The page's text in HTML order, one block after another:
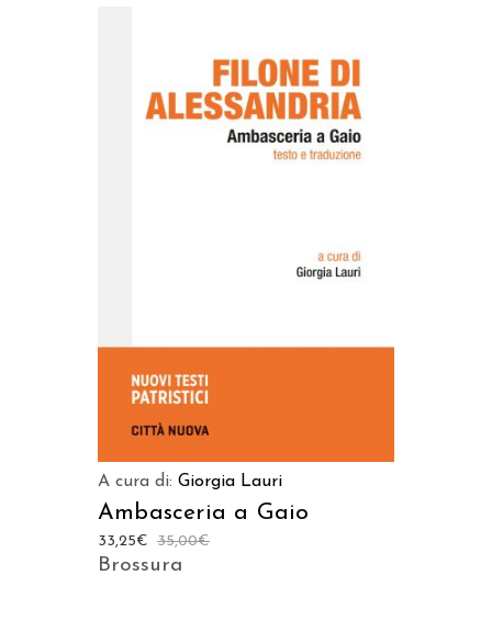
A cura di: Giorgia Lauri
Ambasceria a Gaio
35,00€
33,25€
Brossura